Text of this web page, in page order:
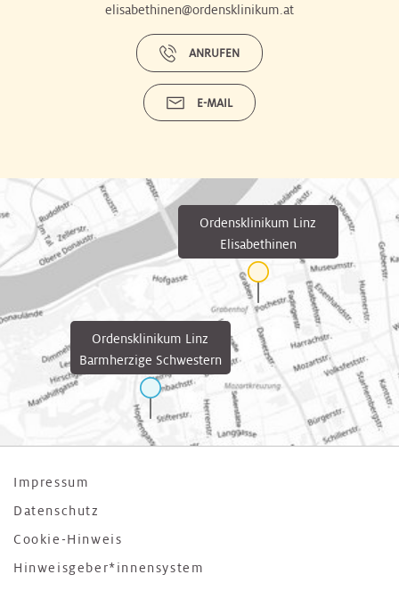
elisabethinen@ordensklinikum.at
ANRUFEN
E-MAIL
Ordensklinikum Linz
Barmherzige Schwestern
Ordensklinikum Linz
Elisabethinen
Impressum
Datenschutz
Cookie-Hinweis
Hinweisgeber*innensystem